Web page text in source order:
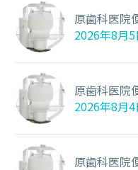
原歯科医院
2026年8月5
原歯科医院
2026年8月4
原歯科医院